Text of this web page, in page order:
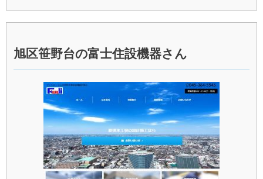
旭区笹野台の富士住設機器さん